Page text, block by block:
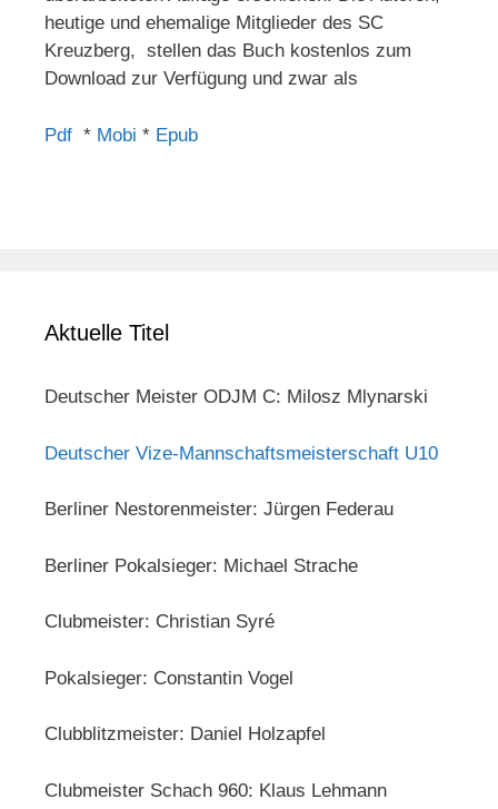
heutige und ehemalige Mitglieder des SC
Kreuzberg, stellen das Buch kostenlos zum
Download zur Verfügung und zwar als
Pdf * Mobi * Epub
Aktuelle Titel
Deutscher Meister ODJM C: Milosz Mlynarski
Deutscher Vize-Mannschaftsmeisterschaft U10
Berliner Nestorenmeister: Jürgen Federau
Berliner Pokalsieger: Michael Strache
Clubmeister: Christian Syré
Pokalsieger: Constantin Vogel
Clubblitzmeister: Daniel Holzapfel
Clubmeister Schach 960: Klaus Lehmann